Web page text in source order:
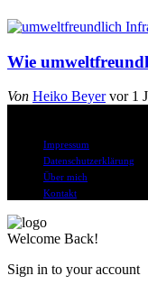
Wie
Von Heiko Beyer vor 1
Impressum
Datenschutzerklärung
Über mich
Kontakt
Welcome Back!
Sign in to your account